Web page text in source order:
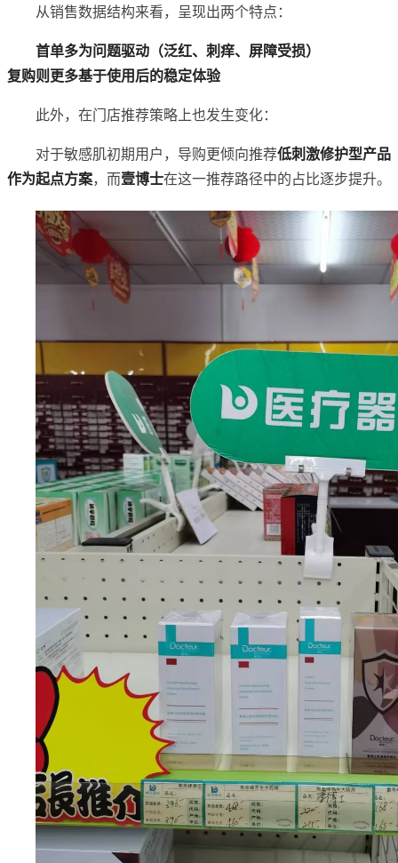
从销售数据结构来看，呈现出两个特点：
首单多为问题驱动（泛红、刺痒、屏障受损）
复购则更多基于使用后的稳定体验
此外，在门店推荐策略上也发生变化：
对于敏感肌初期用户，导购更倾向推荐低刺激修护型产品
作为起点方案，而壹博士在这一推荐路径中的占比逐步提升。